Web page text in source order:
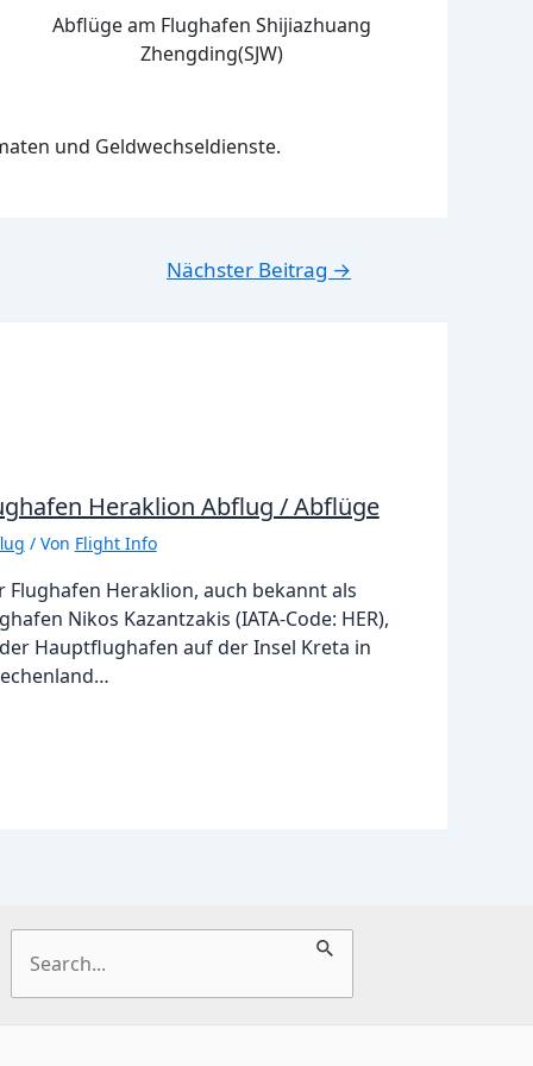
Abflüge am Flughafen Shijiazhuang
Zhengding(SJW)
und Geldwechseldienste.
Nächster Beitrag →
Heraklion Abflug / Abflüge
/ Von Flight Info
Flughafen Heraklion, auch bekannt als
Nikos Kazantzakis (IATA-Code: HER),
Hauptflughafen auf der Insel Kreta in
nach: